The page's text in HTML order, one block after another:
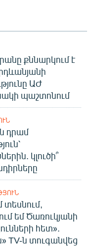
քննարկում է
ԱԺ
պաշտոնում
դրամ
կլուծի՞
տեսնում,
եմ Ծառուկյանի
հետ».
TV-ն տուգանվեց